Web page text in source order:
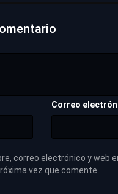
Correo
correo electrónico y web
vez que comente.